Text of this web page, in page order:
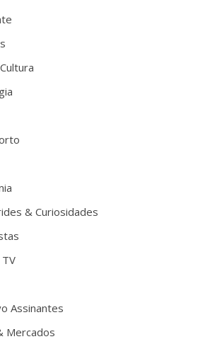
& Curiosidades
Assinantes
Mercados